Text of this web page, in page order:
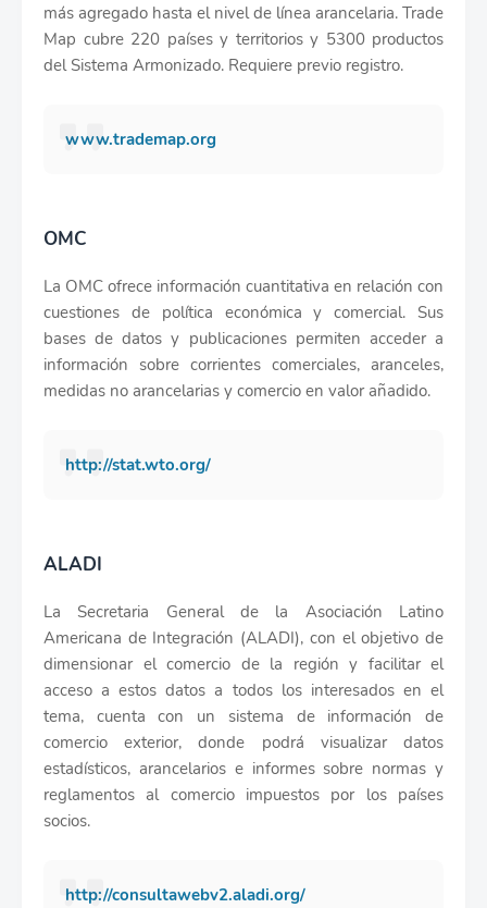
más agregado hasta el nivel de línea arancelaria. Trade
Map cubre 220 países y territorios y 5300 productos
del Sistema Armonizado. Requiere previo registro.
www.trademap.org
OMC
La OMC ofrece información cuantitativa en relación con
cuestiones de política económica y comercial. Sus
bases de datos y publicaciones permiten acceder a
información sobre corrientes comerciales, aranceles,
medidas no arancelarias y comercio en valor añadido.
http://stat.wto.org/
ALADI
La Secretaria General de la Asociación Latino
Americana de Integración (ALADI), con el objetivo de
dimensionar el comercio de la región y facilitar el
acceso a estos datos a todos los interesados en el
tema, cuenta con un sistema de información de
comercio exterior, donde podrá visualizar datos
estadísticos, arancelarios e informes sobre normas y
reglamentos al comercio impuestos por los países
socios.
http://consultawebv2.aladi.org/